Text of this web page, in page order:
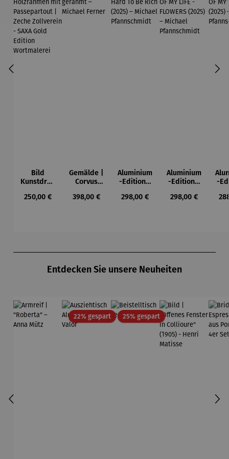
Bild
Kunstdruc
Holzrahm
- SAXA
Edition
Regulärer Preis:
250,00 €
Gemälde |
Corvus
gerahmt –
Regulärer Preis:
398,00 €
Aluminium
-Edition |
To Be Rich
Regulärer Preis:
298,00 €
Aluminium
-Edition |
MY LIFE -
Regulärer Preis:
298,00 €
-
Entdecken Sie unsere Neuheiten
22% gespartRabatt25% gespartRabatt